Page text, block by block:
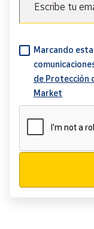
Escribe tu
Marcando
de Protección
Market